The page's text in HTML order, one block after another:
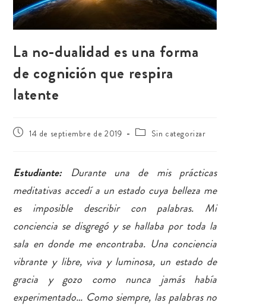
La no-dualidad es una forma
de cognición que respira
latente
14 de septiembre de 2019 Sin categorizar
Estudiante: Durante una de mis prácticas
meditativas accedí a un estado cuya belleza me
es imposible describir con palabras. Mi
conciencia se disgregó y se hallaba por toda la
sala en donde me encontraba. Una conciencia
vibrante y libre, viva y luminosa, un estado de
gracia y gozo como nunca jamás había
experimentado… Como siempre, las palabras no